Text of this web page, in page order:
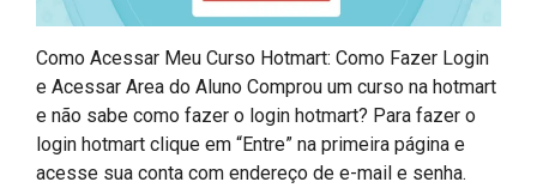
Como Acessar Meu Curso Hotmart: Como Fazer Login
e Acessar Area do Aluno Comprou um curso na hotmart
e não sabe como fazer o login hotmart? Para fazer o
login hotmart clique em “Entre” na primeira página e
acesse sua conta com endereço de e-mail e senha.